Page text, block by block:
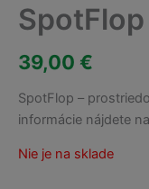
SpotFlop
39,00 €
SpotFlop –
informácie nájdete
Nie je na sklade